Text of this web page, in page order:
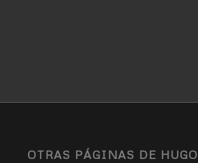
OTRAS PÁGINAS DE HUGO